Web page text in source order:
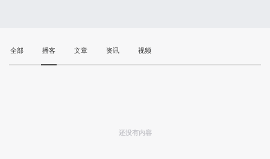
全部 播客 文章 资讯 视频
还没有内容